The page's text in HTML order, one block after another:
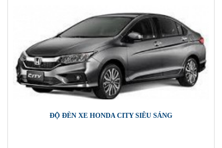
ĐỘ ĐÈN XE HONDA CITY SIÊU SÁNG